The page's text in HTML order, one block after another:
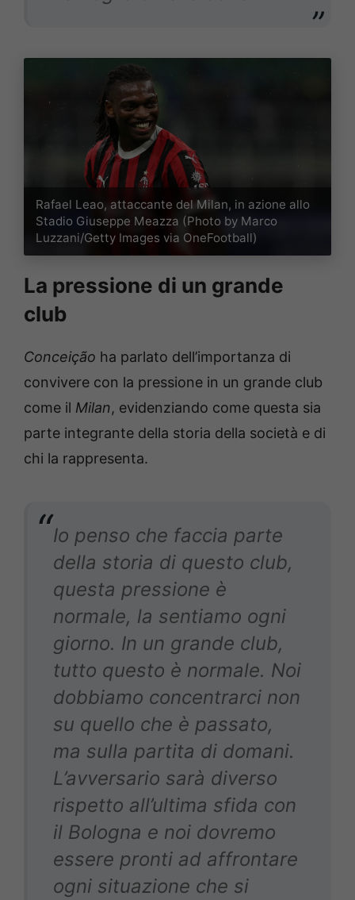
Rafael Leao, attaccante del Milan, in azione allo
Stadio Giuseppe Meazza (Photo by Marco
Luzzani/Getty Images via OneFootball)
La pressione di un grande
club
Conceição ha parlato dell’importanza di
convivere con la pressione in un grande club
come il Milan, evidenziando come questa sia
parte integrante della storia della società e di
chi la rappresenta.
Io penso che faccia parte
della storia di questo club,
questa pressione è
normale, la sentiamo ogni
giorno. In un grande club,
tutto questo è normale. Noi
dobbiamo concentrarci non
su quello che è passato,
ma sulla partita di domani.
L’avversario sarà diverso
rispetto all’ultima sfida con
il Bologna e noi dovremo
essere pronti ad affrontare
ogni situazione che si